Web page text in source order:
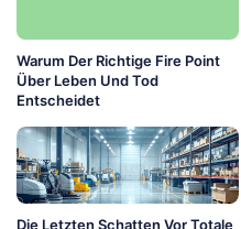
Warum Der Richtige Fire Point
Über Leben Und Tod
Entscheidet
Die Letzten Schatten Vor Totale